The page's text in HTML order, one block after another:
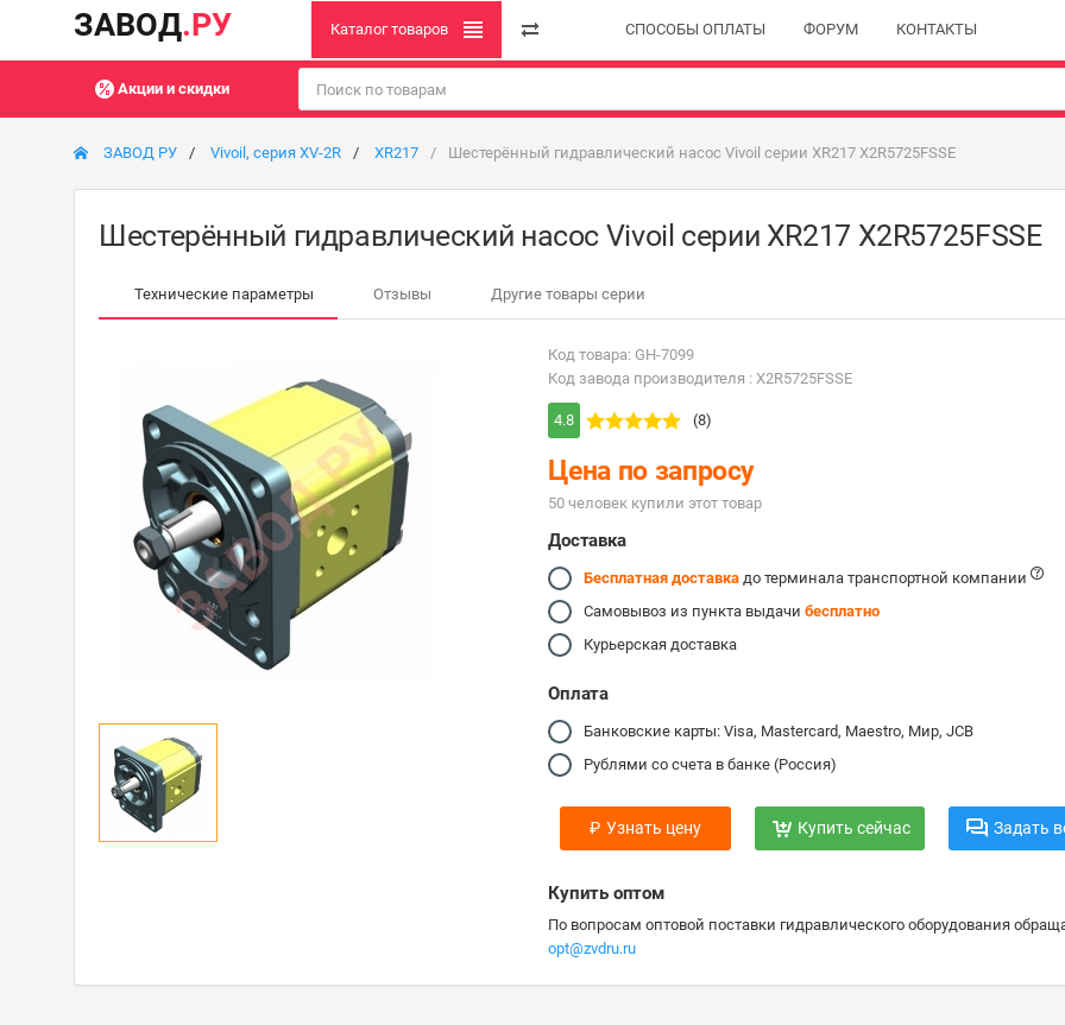
ЗАВОД.РУ Каталог товаров СПОСОБЫ ОПЛАТЫ ФОРУМ КОНТАКТЫ
Акции и скидки
ЗАВОД РУ Vivoil, серия XV-2R XR217 Шестерённый гидравлический насос Vivoil серии XR217 X2R5725FSSE
Шестерённый гидравлический насос Vivoil серии XR217 X2R5725FSSE
Технические параметры Отзывы Другие товары серии
Код товара: GH-7099
Код завода производителя : X2R5725FSSE
4.8 (8)
Цена по запросу
50 человек купили этот товар
Доставка
Бесплатная доставка до терминала транспортной компании
Самовывоз из пункта выдачибесплатно
Курьерская доставка
Оплата
Банковские карты: Visa, Mastercard, Maestro, Мир, JCB
Рублями со счета в банке (Россия)
₽ Узнать цену Купить сейчас Задать
Купить оптом
По вопросам оптовой поставки гидравлического оборудования
opt@zvdru.ru